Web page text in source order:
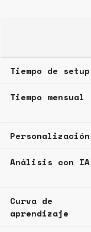
Tiempo de setup
Tiempo mensual
Personalización
Análisis con IA
Curva de
aprendizaje